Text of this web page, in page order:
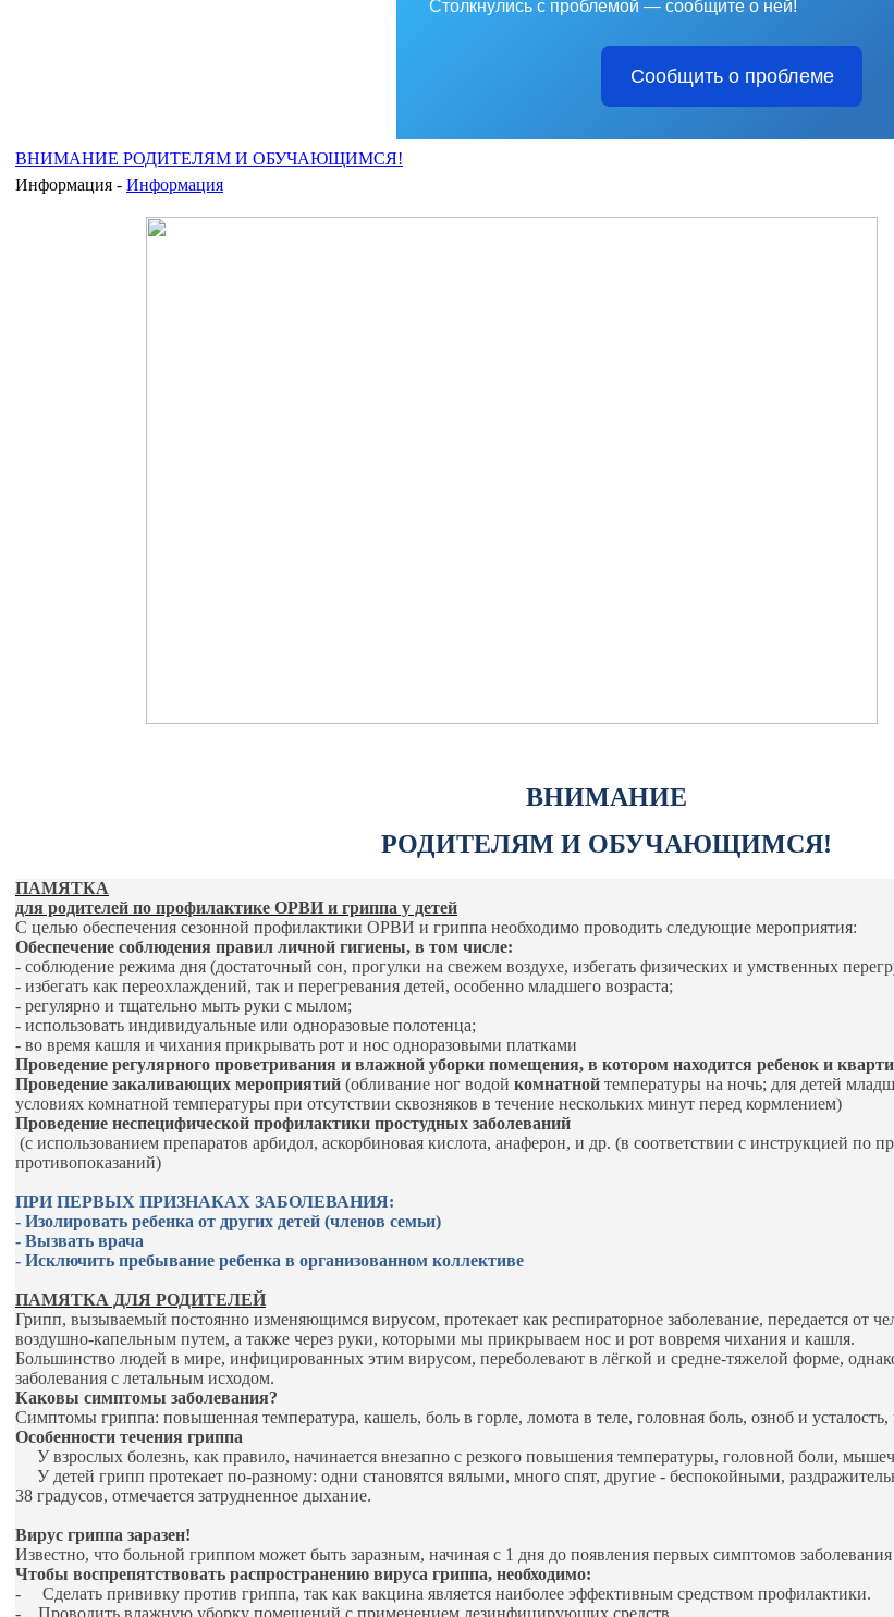
Столкнулись с проблемой — сообщите о ней!
Сообщить о проблеме
ВНИМАНИЕ РОДИТЕЛЯМ И ОБУЧАЮЩИМСЯ!
Информация - Информация
ВНИМАНИЕ
РОДИТЕЛЯМ И ОБУЧАЮЩИМСЯ!
ПАМЯТКА
для родителей по профилактике ОРВИ и гриппа у детей
С целью обеспечения сезонной профилактики ОРВИ и гриппа необхо­димо проводить следующие мероприятия:
Обеспечение соблюдения правил личной гигиены, в том числе:
- соблюдение режима дня (достаточный сон, прогулки на свежем воздухе, избегать физических и умственных
- избегать как переохлаждений, так и перегревания детей, особен­но младшего возраста;
- регулярно и тщательно мыть руки с мылом;
- использовать индивидуальные или одноразовые полотенца;
- во время кашля и чихания прикрывать рот и нос одноразовыми платками
Проведение регулярного проветривания и влажной уборки помещения, в котором находится ребенок и
Проведение закаливающих мероприятий (обливание ног водой комнатной температуры на ночь; для детей
условиях комнатной температуры при отсутствии сквозняков в течение не­скольких минут перед кормлением)
Проведение неспецифической профилактики простудных заболеваний
(с использованием препаратов арбидол, аскорбиновая кислота, анаферон, и др. (в соответствии с инструкцией по
противопока­заний)
ПРИ ПЕРВЫХ ПРИЗНАКАХ ЗАБОЛЕВАНИЯ:
- Изолировать ребенка от других детей (членов семьи)
- Вызвать врача
- Исключить пребывание ребенка в организованном коллективе
ПАМЯТКА ДЛЯ РОДИТЕЛЕЙ
Грипп, вызываемый постоянно изменяющимся вирусом, протекает как респираторное заболевание, передается от
воздушно-капельным путем, а также через руки, которыми мы прикрываем нос и рот вовремя чихания и кашля.
Большинство людей в мире, инфицированных этим вирусом, переболевают в лёгкой и средне-тяжелой форме,
заболевания с летальным исходом.
Каковы симптомы заболевания?
Симптомы гриппа: повышенная температура, кашель, боль в горле, ломота в теле, головная боль, озноб и усталость,
Особенности течения гриппа
У взрослых болезнь, как правило, начинается внезапно с резкого повышения температуры, головной боли,
У детей грипп протекает по-разному: одни становятся вялыми, много спят, другие - беспокойными,
38 градусов, отмечается затрудненное дыхание.
Вирус гриппа заразен!
Известно, что больной гриппом может быть заразным, начиная с 1 дня до появления первых симптомов заболевания
Чтобы воспрепятствовать распространению вируса гриппа, необходимо:
- Сделать прививку против гриппа, так как вакцина является наиболее эффективным средством профилактики.